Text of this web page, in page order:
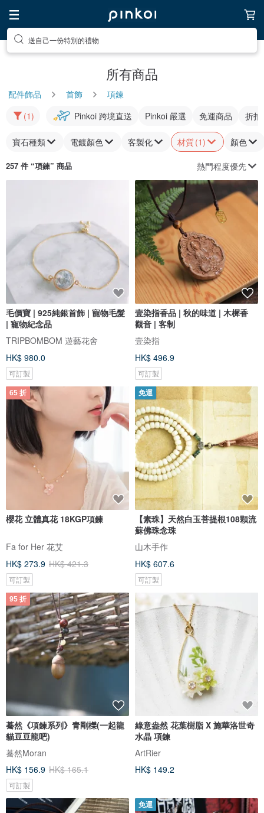
送自己一份特別的禮物
所有商品
配件飾品 首飾
項鍊
(1)
Pinkoi 跨境直送 Pinkoi 嚴選 免運商品 折扣
寶石種類 電鍍顏色 客製化 材質(1) 顏色
257 件 “項鍊” 商品 熱門程度優先
毛價寶 | 925純銀首飾 | 寵物毛髮
| 寵物紀念品
TRIPBOMBOM 遊藝花舍
HK$ 980.0
可訂製
壹染指香品 | 秋的味道 | 木樨香
觀音 | 客制
壹染指
HK$ 496.9
可訂製
65 折
櫻花 立體真花 18KGP項鍊
Fa for Her 花艾
HK$ 273.9 HK$ 421.3
可訂製
免運
【素珠】天然白玉菩提根108顆流
蘇佛珠念珠
山木手作
HK$ 607.6
可訂製
95 折
驀然《項鍊系列》青剛櫟(一起龍
貓豆豆龍吧)
驀然Moran
HK$ 156.9 HK$ 165.1
可訂製
綠意盎然 花葉樹脂 X 施華洛世奇
水晶 項鍊
ArtRier
HK$ 149.2
免運